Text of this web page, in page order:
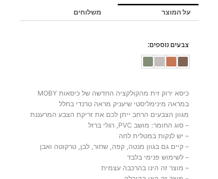
זית
MOBY
על המוצר משלוחים
צבעים נוספים:
כיסא ירוק זית מהקולקציה החדשה של כיסאות MOBY
במראה מינימליסטי שיעניק מראה טרנדי בחלל
מגוון הצבעים הרחב ייתן לכם את זריקת הצבע המרעננת
– סוג החומר: מושב PVC, רגלי ברזל
– יש לנקות במטלית לחה
– קיים גם בגוון מנטה, קפה, שחור, לבן, טרקוטה ואבן
– לשימוש פנימי בלבד
– מוצר זה הינו בהרכבה עצמית